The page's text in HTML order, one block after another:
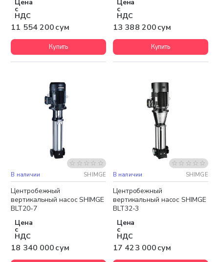
Цена
с
НДС
11 554 200 сум
Купить
Цена
с
НДС
13 388 200 сум
Купить
Бесплатная доставка
В наличии SHIMGE
Центробежный
вертикальный насос SHIMGE
BLT20-7
Цена
с
НДС
18 340 000 сум
Бесплатная доставка
В наличии SHIMGE
Центробежный
вертикальный насос SHIMGE
BLT32-3
Цена
с
НДС
17 423 000 сум